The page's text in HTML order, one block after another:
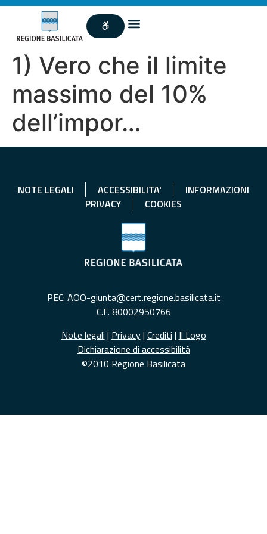
1) Vero che il limite
massimo del 10%
dell’impor…
NOTE LEGALI ACCESSIBILITA'
INFORMAZIONI
PRIVACY
COOKIES
PEC: AOO-giunta@cert.regione.basilicata.it
C.F. 80002950766
Note legali | Privacy| Crediti | Il Logo
Dichiarazione di accessibilità
©2010 Regione Basilicata